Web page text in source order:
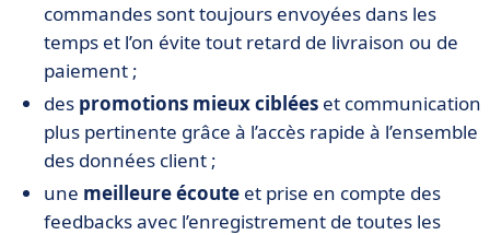
commandes sont toujours envoyées dans les
temps et l’on évite tout retard de livraison ou de
paiement ;
des promotions mieux ciblées et communication
plus pertinente grâce à l’accès rapide à l’ensemble
des données client ;
une meilleure écoute et prise en compte des
feedbacks avec l’enregistrement de toutes les